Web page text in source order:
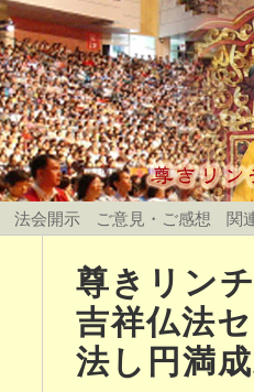
法会開示 ご意見・ご感想 関
尊きリン
吉祥仏法
法し円満